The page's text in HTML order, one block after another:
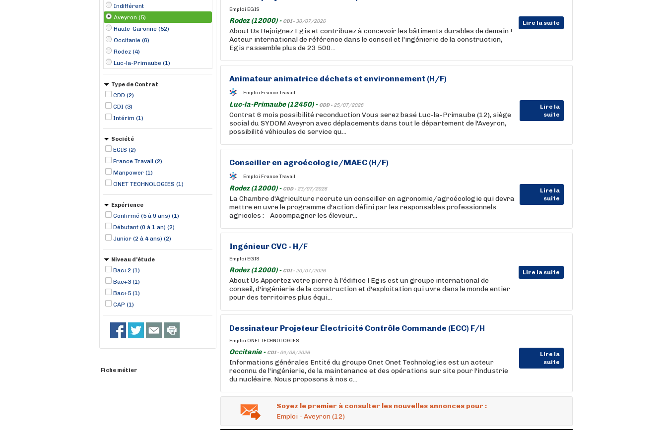
Indifférent
Aveyron (5)
Haute-Garonne (52)
Occitanie (6)
Rodez (4)
Luc-la-Primaube (1)
Type de Contrat
CDD (2)
CDI (3)
Intérim (1)
Société
EGIS (2)
France Travail (2)
Manpower (1)
ONET TECHNOLOGIES (1)
Expérience
Confirmé (5 à 9 ans) (1)
Débutant (0 à 1 an) (2)
Junior (2 à 4 ans) (2)
Niveau d'étude
Bac+2 (1)
Bac+3 (1)
Bac+5 (1)
CAP (1)
Fiche métier
Emploi EGIS
Rodez (12000) - CDI - 30/07/2026 Lire la suite
About Us Rejoignez Egis et contribuez à concevoir les bâtiments durables de demain !
Acteur international de référence dans le conseil et l'ingénierie de la construction,
Egis rassemble plus de 23 500...
Animateur animatrice déchets et environnement (H/F)
Emploi France Travail
Luc-la-Primaube (12450) - CDD - 25/07/2026
Lire la
suite
Contrat 6 mois possibilité reconduction Vous serez basé Luc-la-Primaube (12), siège
social du SYDOM Aveyron avec déplacements dans tout le département de l'Aveyron,
possibilité véhicules de service qu...
Conseiller en agroécologie/MAEC (H/F)
Emploi France Travail
Rodez (12000) - CDD - 23/07/2026
Lire la
suite
La Chambre d'Agriculture recrute un conseiller en agronomie/agroécologie qui devra
mettre en uvre le programme d'action défini par les responsables professionnels
agricoles : - Accompagner les éleveur...
Ingénieur CVC - H/F
Emploi EGIS
Rodez (12000) - CDI - 20/07/2026 Lire la suite
About Us Apportez votre pierre à l'édifice ! Egis est un groupe international de
conseil, d'ingénierie de la construction et d'exploitation qui uvre dans le monde entier
pour des territoires plus équi...
Dessinateur Projeteur Électricité Contrôle Commande (ECC) F/H
Emploi ONET TECHNOLOGIES
Occitanie - CDI - 04/08/2026
Lire la
suite
Informations générales Entité du groupe Onet Onet Technologies est un acteur
reconnu de l'ingénierie, de la maintenance et des opérations sur site pour l'industrie
du nucléaire. Nous proposons à nos c...
Soyez le premier à consulter les nouvelles annonces pour :
Emploi - Aveyron (12)